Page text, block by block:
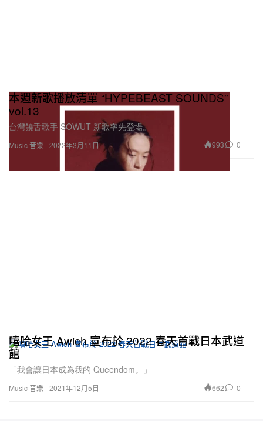
Music 音樂
本週新歌播放清單 “HYPEBEAST SOUNDS”
vol.13
台灣饒舌歌手 SOWUT 新歌率先登場。
2022年3月11日 993 0
Music 音樂
嘻哈女王 Awich 宣布於 2022 春天首戰日本武道
館
「我會讓日本成為我的 Queendom。」
2021年12月5日 662 0